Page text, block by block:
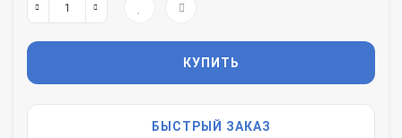
КУПИТЬ
БЫСТРЫЙ ЗАКАЗ